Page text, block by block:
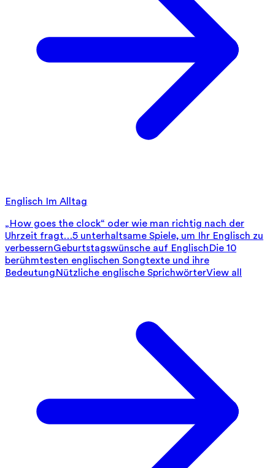
Englisch Im Alltag
„How goes the clock“ oder wie man richtig nach der
Uhrzeit fragt…5 unterhaltsame Spiele, um Ihr Englisch zu
verbessernGeburtstagswünsche auf EnglischDie 10
berühmtesten englischen Songtexte und ihre
BedeutungNützliche englische SprichwörterView all